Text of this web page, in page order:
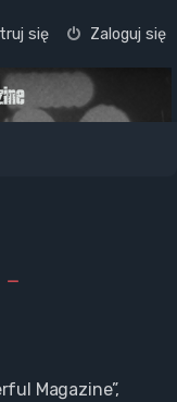
Zaloguj się
się
-
Magazine”,